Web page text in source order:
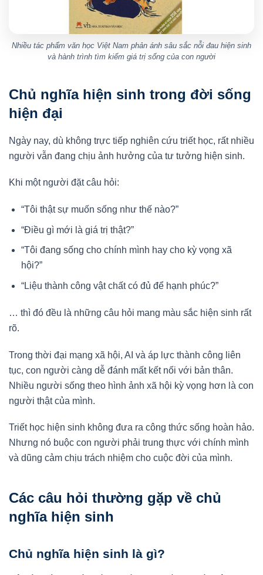
Nhiều tác phẩm văn học Việt Nam phản ánh sâu sắc nỗi đau hiện sinh
và hành trình tìm kiếm giá trị sống của con người
Chủ nghĩa hiện sinh trong đời sống
hiện đại
Ngày nay, dù không trực tiếp nghiên cứu triết học, rất nhiều
người vẫn đang chịu ảnh hưởng của tư tưởng hiện sinh.
Khi một người đặt câu hỏi:
“Tôi thật sự muốn sống như thế nào?”
“Điều gì mới là giá trị thật?”
“Tôi đang sống cho chính mình hay cho kỳ vọng xã
hội?”
“Liệu thành công vật chất có đủ để hạnh phúc?”
… thì đó đều là những câu hỏi mang màu sắc hiện sinh rất
rõ.
Trong thời đại mạng xã hội, AI và áp lực thành công liên
tục, con người càng dễ đánh mất kết nối với bản thân.
Nhiều người sống theo hình ảnh xã hội kỳ vọng hơn là con
người thật của mình.
Triết học hiện sinh không đưa ra công thức sống hoàn hảo.
Nhưng nó buộc con người phải trung thực với chính mình
và dũng cảm chịu trách nhiệm cho cuộc đời của mình.
Các câu hỏi thường gặp về chủ
nghĩa hiện sinh
Chủ nghĩa hiện sinh là gì?